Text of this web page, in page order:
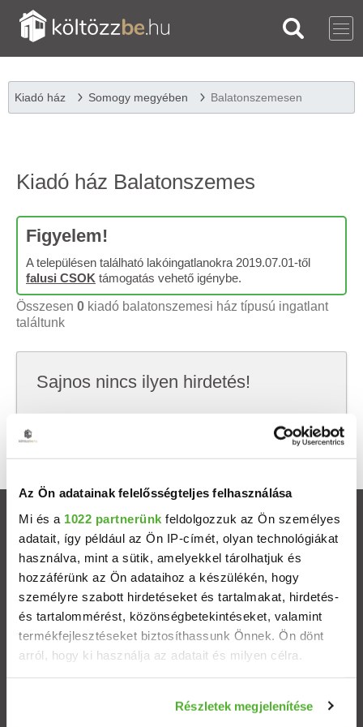
Az Ön adatainak felelősségteljes felhasználása
Mi és a 1022 partnerünk feldolgozzuk az Ön személyes
adatait, így például az Ön IP-címét, olyan technológiákat
használva, mint a sütik, amelyekkel tárolhatjuk és
hozzáférünk az Ön adataihoz a készülékén, hogy
személyre szabott hirdetéseket és tartalmakat, hirdetés-
és tartalommérést, közönségbetekintéseket, valamint
termékfejlesztéseket biztosíthassunk Önnek. Ön dönt
arról, hogy ki használja az adatait és milyen célra.
Információgyűjtés az Ön földrajzi elhelyezkedéséről
Részletek megjelenítése
Kiadó ház Somogy megyében Balatonszemesen
Kiadó ház Balatonszemes
Figyelem!
A településen található lakóingatlanokra 2019.07.01-től
falusi CSOK támogatás vehető igénybe.
Összesen 0 kiadó balatonszemesi ház típusú ingatlant
találtunk
Sajnos nincs ilyen hirdetés!
keresni, hátha akkor megtalálod, amit keresel.
Ingatlanok
Eladó házak
Eladó lakások
Települések